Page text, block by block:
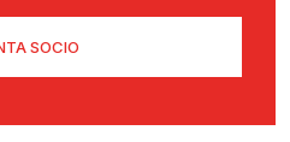
SOCIO